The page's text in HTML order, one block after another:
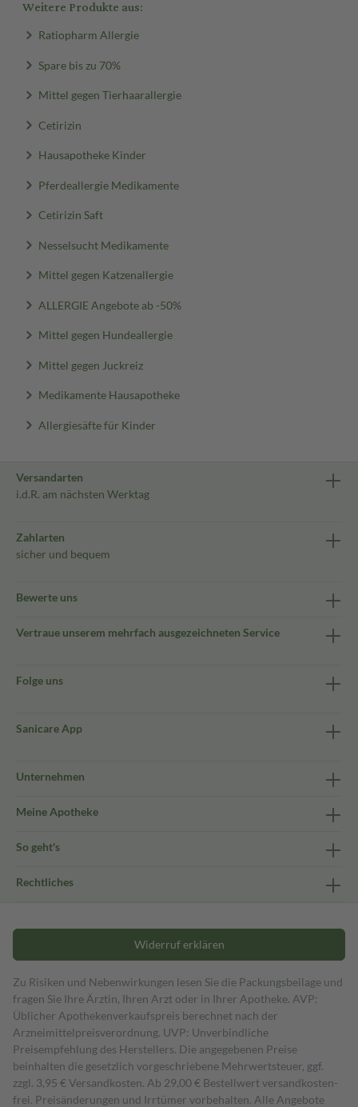
Weitere Produkte aus:
Ratiopharm Allergie
Spare bis zu 70%
Mittel gegen Tierhaarallergie
Cetirizin
Hausapotheke Kinder
Pferdeallergie Medikamente
Cetirizin Saft
Nesselsucht Medikamente
Mittel gegen Katzenallergie
ALLERGIE Angebote ab -50%
Mittel gegen Hundeallergie
Mittel gegen Juckreiz
Medikamente Hausapotheke
Allergiesäfte für Kinder
Versandarten
i.d.R. am nächsten Werktag
Zahlarten
sicher und bequem
Bewerte uns
Vertraue unserem mehrfach ausgezeichneten Service
Folge uns
Sanicare App
Unternehmen
Meine Apotheke
So geht's
Rechtliches
Widerruf erklären
Zu Risiken und Nebenwirkungen lesen Sie die Packungsbeilage und
fragen Sie Ihre Ärztin, Ihren Arzt oder in Ihrer Apotheke. AVP:
Üblicher Apothekenverkaufspreis berechnet nach der
Arzneimittelpreisverordnung. UVP: Unverbindliche
Preisempfehlung des Herstellers. Die angegebenen Preise
beinhalten die gesetzlich vorgeschriebene Mehrwertsteuer, ggf.
zzgl. 3,95 € Versandkosten. Ab 29,00 € Bestell­wert versand­kosten­
frei. Preisänderungen und Irrtümer vorbehalten. Alle Angebote